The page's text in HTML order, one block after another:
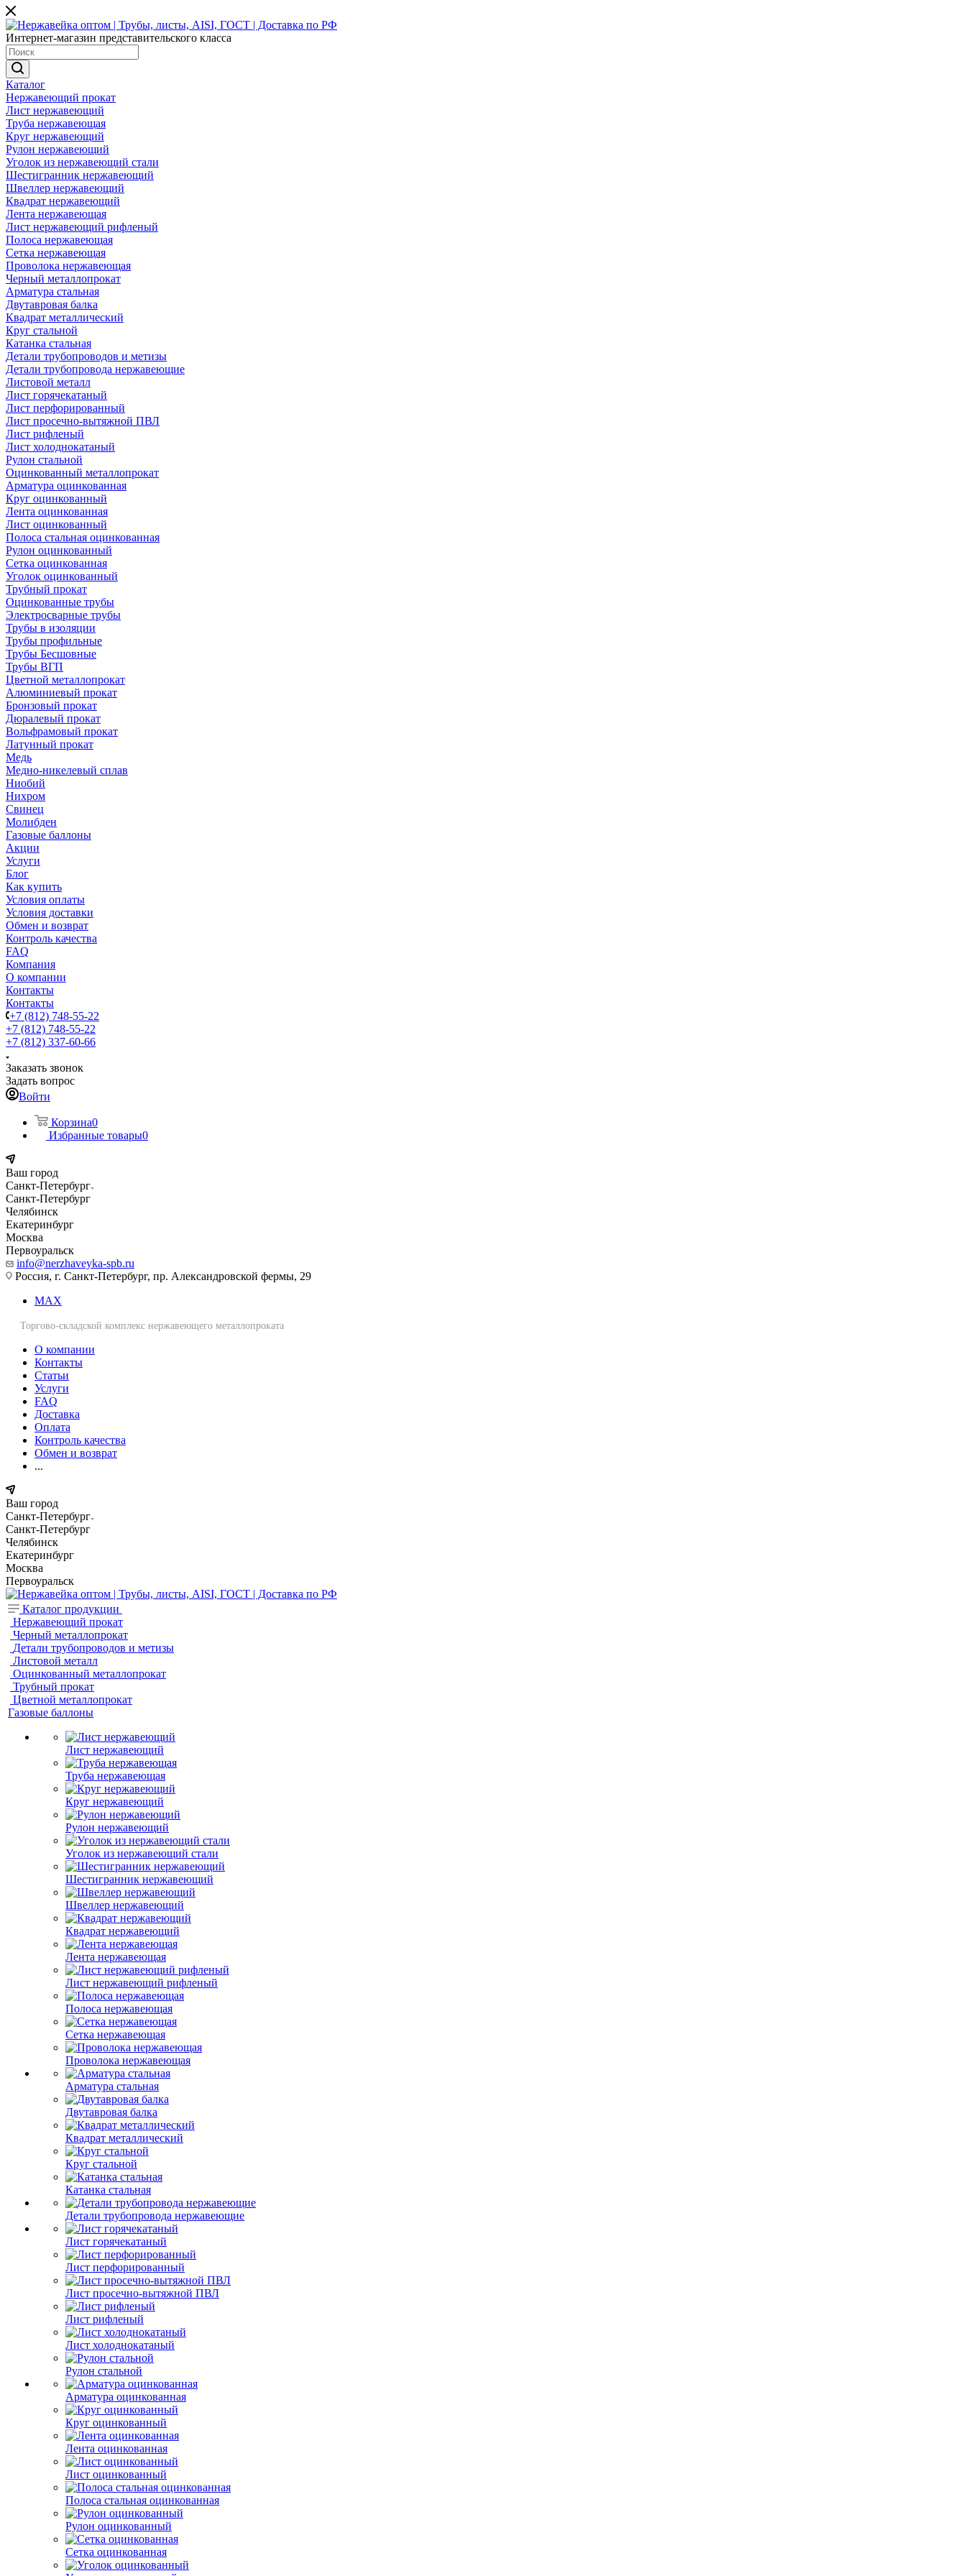
Интернет-магазин представительского класса
Каталог
Нержавеющий прокат
Лист нержавеющий
Труба нержавеющая
Круг нержавеющий
Рулон нержавеющий
Уголок из нержавеющий стали
Шестигранник нержавеющий
Швеллер нержавеющий
Квадрат нержавеющий
Лента нержавеющая
Лист нержавеющий рифленый
Полоса нержавеющая
Сетка нержавеющая
Проволока нержавеющая
Черный металлопрокат
Арматура стальная
Двутавровая балка
Квадрат металлический
Круг стальной
Катанка стальная
Детали трубопроводов и метизы
Детали трубопровода нержавеющие
Листовой металл
Лист горячекатаный
Лист перфорированный
Лист просечно-вытяжной ПВЛ
Лист рифленый
Лист холоднокатаный
Рулон стальной
Оцинкованный металлопрокат
Арматура оцинкованная
Круг оцинкованный
Лента оцинкованная
Лист оцинкованный
Полоса стальная оцинкованная
Рулон оцинкованный
Сетка оцинкованная
Уголок оцинкованный
Трубный прокат
Оцинкованные трубы
Электросварные трубы
Трубы в изоляции
Трубы профильные
Трубы Бесшовные
Трубы ВГП
Цветной металлопрокат
Алюминиевый прокат
Бронзовый прокат
Дюралевый прокат
Вольфрамовый прокат
Латунный прокат
Медь
Медно-никелевый сплав
Ниобий
Нихром
Свинец
Молибден
Газовые баллоны
Акции
Услуги
Блог
Как купить
Условия оплаты
Условия доставки
Обмен и возврат
Контроль качества
FAQ
Компания
О компании
Контакты
Контакты
+7 (812) 748-55-22
+7 (812) 748-55-22
+7 (812) 337-60-66
Заказать звонок
Задать вопрос
Войти
Корзина0
Избранные товары0
Ваш город
Санкт-Петербург
Санкт-Петербург
Челябинск
Екатеринбург
Москва
Первоуральск
info@nerzhaveyka-spb.ru
Россия, г. Санкт-Петербург, пр. Александровской фермы, 29
MAX
Торгово-складской комплекс нержавеющего металлопроката
О компании
Контакты
Статьи
Услуги
FAQ
Доставка
Оплата
Контроль качества
Обмен и возврат
...
Ваш город
Санкт-Петербург
Санкт-Петербург
Челябинск
Екатеринбург
Москва
Первоуральск
Каталог продукции
Нержавеющий прокат
Черный металлопрокат
Детали трубопроводов и метизы
Листовой металл
Оцинкованный металлопрокат
Трубный прокат
Цветной металлопрокат
Газовые баллоны
Лист нержавеющий
Труба нержавеющая
Круг нержавеющий
Рулон нержавеющий
Уголок из нержавеющий стали
Шестигранник нержавеющий
Швеллер нержавеющий
Квадрат нержавеющий
Лента нержавеющая
Лист нержавеющий рифленый
Полоса нержавеющая
Сетка нержавеющая
Проволока нержавеющая
Арматура стальная
Двутавровая балка
Квадрат металлический
Круг стальной
Катанка стальная
Детали трубопровода нержавеющие
Лист горячекатаный
Лист перфорированный
Лист просечно-вытяжной ПВЛ
Лист рифленый
Лист холоднокатаный
Рулон стальной
Арматура оцинкованная
Круг оцинкованный
Лента оцинкованная
Лист оцинкованный
Полоса стальная оцинкованная
Рулон оцинкованный
Сетка оцинкованная